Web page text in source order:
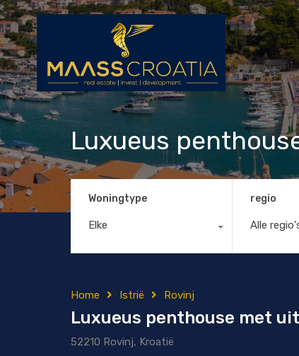
Luxueus
Woningtype
Elke
regio
Alle
Home Istrië Rovinj
Luxueus penthouse met
52210 Rovinj, Kroatië